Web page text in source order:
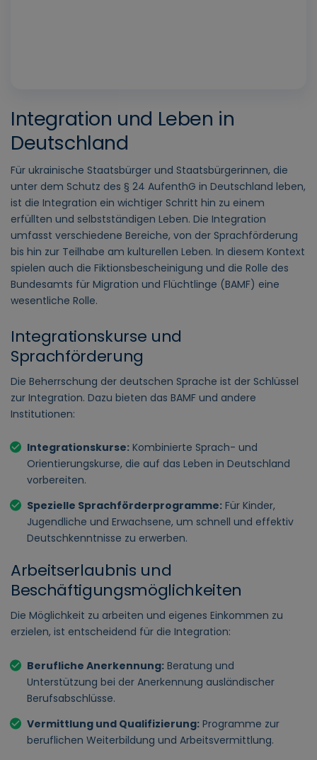
Integration und Leben in
Deutschland
Für ukrainische Staatsbürger und Staatsbürgerinnen, die
unter dem Schutz des § 24 AufenthG in Deutschland leben,
ist die Integration ein wichtiger Schritt hin zu einem
erfüllten und selbstständigen Leben. Die Integration
umfasst verschiedene Bereiche, von der Sprachförderung
bis hin zur Teilhabe am kulturellen Leben. In diesem Kontext
spielen auch die Fiktionsbescheinigung und die Rolle des
Bundesamts für Migration und Flüchtlinge (BAMF) eine
wesentliche Rolle.
Integrationskurse und
Sprachförderung
Die Beherrschung der deutschen Sprache ist der Schlüssel
zur Integration. Dazu bieten das BAMF und andere
Institutionen:
Integrationskurse: Kombinierte Sprach- und
Orientierungskurse, die auf das Leben in Deutschland
vorbereiten.
Spezielle Sprachförderprogramme: Für Kinder,
Jugendliche und Erwachsene, um schnell und effektiv
Deutschkenntnisse zu erwerben.
Arbeitserlaubnis und
Beschäftigungsmöglichkeiten
Die Möglichkeit zu arbeiten und eigenes Einkommen zu
erzielen, ist entscheidend für die Integration:
Berufliche Anerkennung: Beratung und
Unterstützung bei der Anerkennung ausländischer
Berufsabschlüsse.
Vermittlung und Qualifizierung: Programme zur
beruflichen Weiterbildung und Arbeitsvermittlung.